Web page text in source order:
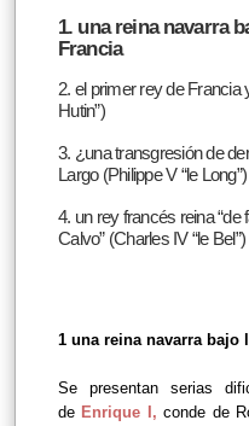
1. una reina navarra
Francia
2. el primer rey de Francia
Hutin”)
3. ¿una transgresión de
Largo (Philippe V “le Long”)
4. un rey francés reina “de
Calvo” (Charles IV “le Bel”)
1 una reina navarra bajo
Se presentan serias
de Enrique I , conde de